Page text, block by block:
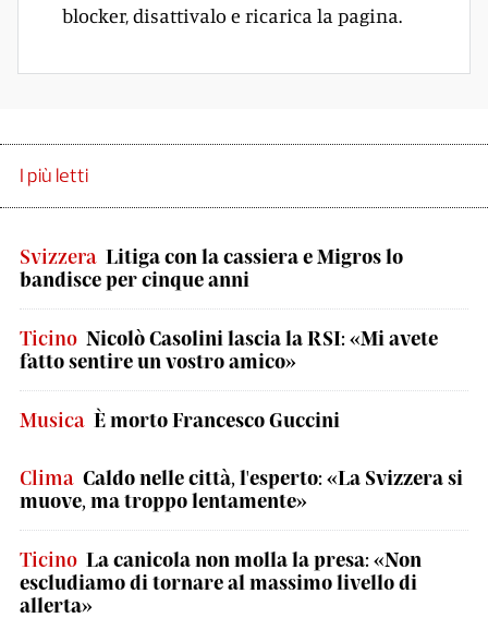
blocker, disattivalo e ricarica la pagina.
I più letti
Svizzera Litiga con la cassiera e Migros lo
bandisce per cinque anni
Ticino Nicolò Casolini lascia la RSI: «Mi avete
fatto sentire un vostro amico»
Musica È morto Francesco Guccini
Clima Caldo nelle città, l'esperto: «La Svizzera si
muove, ma troppo lentamente»
Ticino La canicola non molla la presa: «Non
escludiamo di tornare al massimo livello di
allerta»